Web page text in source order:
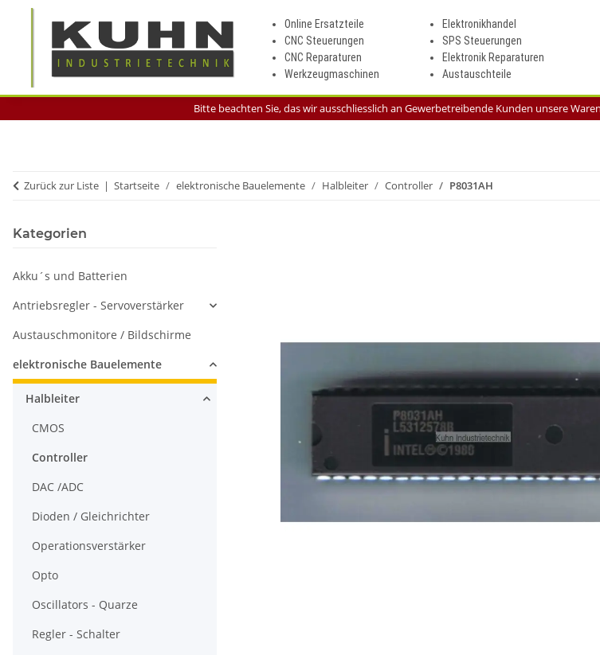
Online Ersatzteile
CNC Steuerungen
CNC Reparaturen
Werkzeugmaschinen
Elektronikhandel
SPS Steuerungen
Elektronik Reparaturen
Austauschteile
Bitte beachten Sie, das wir ausschliesslich an Gewerbetreibende Kunden unsere
Zurück zur Liste Startseite elektronische Bauelemente Halbleiter Controller P8031AH
Kategorien
Akku´s und Batterien
Antriebsregler - Servoverstärker
Austauschmonitore / Bildschirme
elektronische Bauelemente
Halbleiter
CMOS
Controller
DAC /ADC
Dioden / Gleichrichter
Operationsverstärker
Opto
Oscillators - Quarze
Regler - Schalter